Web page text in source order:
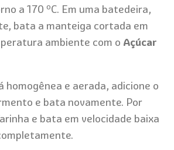
a 170 ºC. Em uma batedeira,
bata a manteiga cortada em
ambiente com o Açúcar
homogênea e aerada, adicione o
e bata novamente. Por
e bata em velocidade baixa